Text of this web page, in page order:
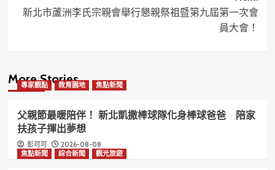
新北市蘆洲李氏宗親會舉行懇親祭祖暨第九屆第一次會
員大會！
More Stories
專家觀點 教育園地 焦點新聞
父親節最暖陪伴！ 新北凱撒棒球隊化身棒球爸爸 陪家
扶孩子揮出夢想
彭可可
2026-08-08
焦點新聞
綜合新聞 觀光旅遊